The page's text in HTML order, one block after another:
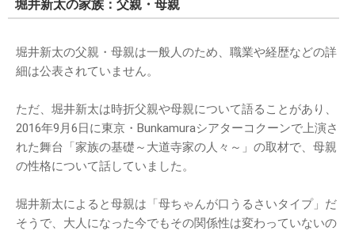
堀井新太の家族：父親・母親
堀井新太の父親・母親は一般人のため、職業や経歴などの詳
細は公表されていません。
ただ、堀井新太は時折父親や母親について語ることがあり、
2016年9月6日に東京・Bunkamuraシアターコクーンで上演さ
れた舞台「家族の基礎～大道寺家の人々～」の取材で、母親
の性格について話していました。
堀井新太によると母親は「母ちゃんが口うるさいタイプ」だ
そうで、大人になった今でもその関係性は変わっていないの